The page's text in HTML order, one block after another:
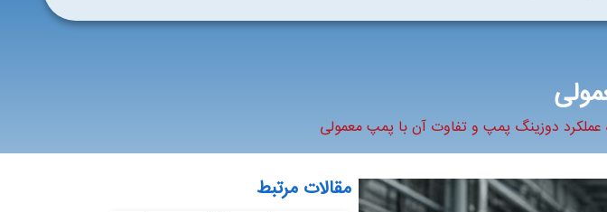
عملکرد دوزینگ پمپ و تفاوت آن با پمپ‌ معمولی
مقالات مرتبط